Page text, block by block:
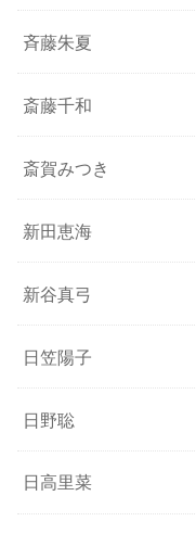
斉藤朱夏
斎藤千和
斎賀みつき
新田恵海
新谷真弓
日笠陽子
日野聡
日高里菜